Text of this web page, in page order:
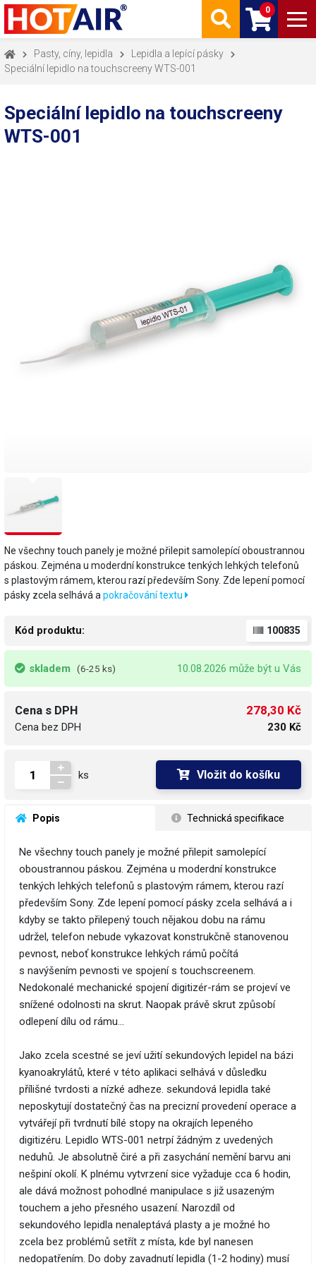
0
Pasty, cíny, lepidla
Lepidla a lepící pásky
Speciální lepidlo na touchscreeny WTS-001
Speciální lepidlo na touchscreeny
WTS-001
Ne všechny touch panely je možné přilepit samolepící oboustrannou
páskou. Zejména u moderdní konstrukce tenkých lehkých telefonů
s plastovým rámem, kterou razí především Sony. Zde lepení pomocí
pásky zcela selhává apokračování textu
Kód produktu: 100835
skladem (6-25 ks) 10.08.2026 může být u Vás
Cena s DPH
Cena bez DPH
278,30 Kč
230 Kč
ks Vložit do košíku
Popis Technická specifikace
Ne všechny touch panely je možné přilepit samolepící
oboustrannou páskou. Zejména u moderdní konstrukce
tenkých lehkých telefonů s plastovým rámem, kterou razí
především Sony. Zde lepení pomocí pásky zcela selhává a i
kdyby se takto přilepený touch nějakou dobu na rámu
udržel, telefon nebude vykazovat konstrukčně stanovenou
pevnost, neboť konstrukce lehkých rámů počítá
s navýšením pevnosti ve spojení s touchscreenem.
Nedokonalé mechanické spojení digitizér-rám se projeví ve
snížené odolnosti na skrut. Naopak právě skrut způsobí
odlepení dílu od rámu…
Jako zcela scestné se jeví užití sekundových lepidel na bázi
kyanoakrylátů, které v této aplikaci selhává v důsledku
přílišné tvrdosti a nízké adheze. sekundová lepidla také
neposkytují dostatečný čas na precizní provedení operace a
vytvářejí při tvrdnutí bílé stopy na okrajích lepeného
digitizéru. Lepidlo WTS-001 netrpí žádným z uvedených
neduhů. Je absolutně čiré a při zasychání nemění barvu ani
nešpiní okolí. K plnému vytvrzení sice vyžaduje cca 6 hodin,
ale dává možnost pohodlné manipulace s již usazeným
touchem a jeho přesného usazení. Narozdíl od
sekundového lepidla nenaleptává plasty a je možné ho
zcela bez problémů setřít z místa, kde byl nanesen
nedopatřením. Do doby zavadnutí lepidla (1-2 hodiny) musí